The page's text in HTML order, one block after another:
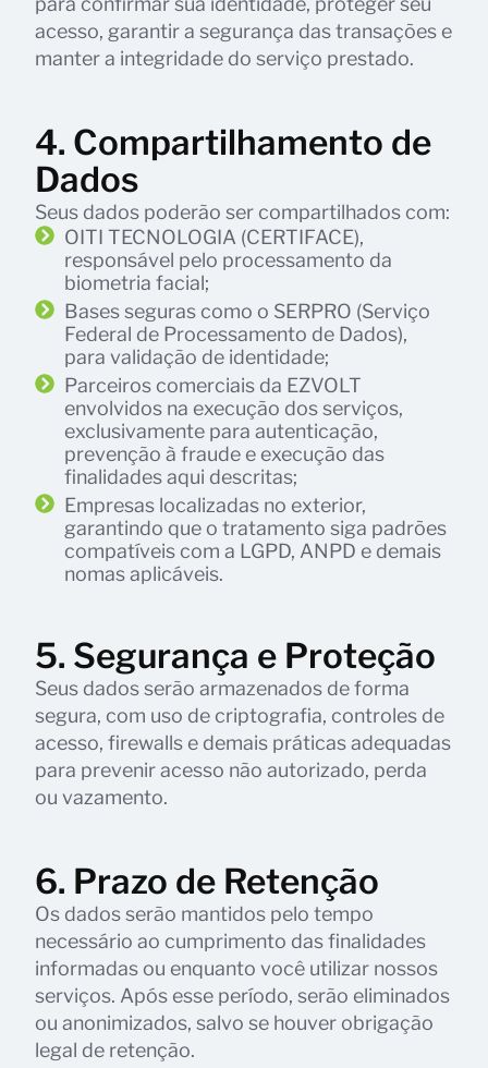
acesso, garantir a segurança das transações e
manter a integridade do serviço prestado.
4. Compartilhamento de
Dados
Seus dados poderão ser compartilhados com:
OITI TECNOLOGIA (CERTIFACE),
responsável pelo processamento da
biometria facial;
Bases seguras como o SERPRO (Serviço
Federal de Processamento de Dados),
para validação de identidade;
Parceiros comerciais da EZVOLT
envolvidos na execução dos serviços,
exclusivamente para autenticação,
prevenção à fraude e execução das
finalidades aqui descritas;
Empresas localizadas no exterior,
garantindo que o tratamento siga padrões
compatíveis com a LGPD, ANPD e demais
nomas aplicáveis.
5. Segurança e Proteção
Seus dados serão armazenados de forma
segura, com uso de criptografia, controles de
acesso, firewalls e demais práticas adequadas
para prevenir acesso não autorizado, perda
ou vazamento.
6. Prazo de Retenção
Os dados serão mantidos pelo tempo
necessário ao cumprimento das finalidades
informadas ou enquanto você utilizar nossos
serviços. Após esse período, serão eliminados
ou anonimizados, salvo se houver obrigação
legal de retenção.